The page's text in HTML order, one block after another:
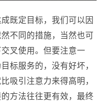
既定目标，我们可以因
不同的措施，当然也可
叉使用。但要注意一
标服务的，没有好坏，
吸引注意力来得高明，
方法往往更有效，最终